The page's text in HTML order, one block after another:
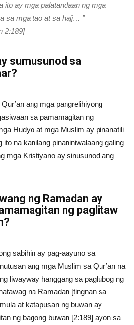
ito ay mga palatandaan ng mga
sa mga tao at sa hajj… ”
2:189]
sumusunod sa
ang mga pangrelihiyong
sa pamamagitan ng
Hudyo at mga Muslim ay pinanatili
ito na kanilang pinaniniwalaang galing
mga Kristiyano ay sinusunod ang
ng Ramadan ay
ng paglitaw
sabihin ay pag-aayuno sa
ang mga Muslim sa Qur’an na
liwayway hanggang sa paglubog ng
na Ramadan [tingnan sa
at katapusan ng buwan ay
ng bagong buwan [2:189] ayon sa